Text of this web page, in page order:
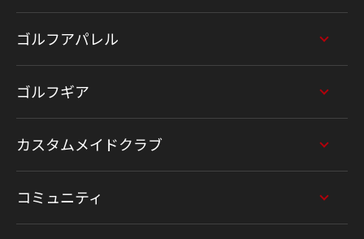
ゴルフアパレル
ゴルフギア
カスタムメイドクラブ
コミュニティ